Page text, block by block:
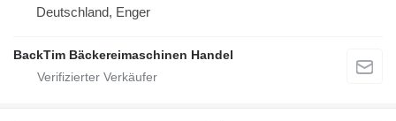
Deutschland, Enger
BackTim Bäckereimaschinen Handel